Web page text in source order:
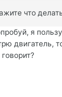
что делать
я
двигатель,